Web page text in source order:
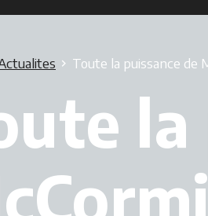
Toute la puissance de
la